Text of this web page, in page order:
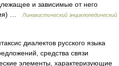
и зависимые от него
) … Лингвистический энциклопедический
диалектов русского языка
средства связи
элементы характеризующие